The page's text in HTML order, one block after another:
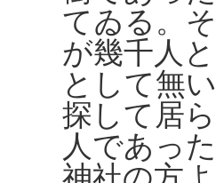
てゐる。
が幾千人
として無
探して居
人であっ